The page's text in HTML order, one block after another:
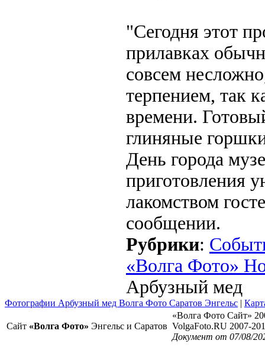
"Сегодня этот
прилавках
совсем
терпением, так
времени.
глиняные
День города
приготовления
лакомством
сообщении.
Рубрики:
«Волга Фото»
Арбузный мед
Фотографии Арбузный мед Волга Фото Саратов Энгельс |
Сайт «Волга Фото» Энгельс и Саратов
«Волга Фото Сайт»
VolgaFoto.RU 2007-
Документ от 07/08/